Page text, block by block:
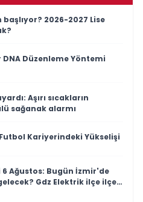
başlıyor? 2026-2027 Lise
Düzenleme Yöntemi
Aşırı sıcakların
sağanak alarmı
Kariyerindeki Yükselişi
Ağustos: Bugün İzmir'de
Gdz Elektrik ilçe ilçe